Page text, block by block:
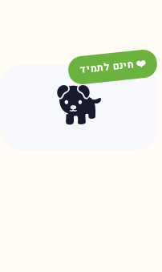
🐕
❤️ חינם לתמיד